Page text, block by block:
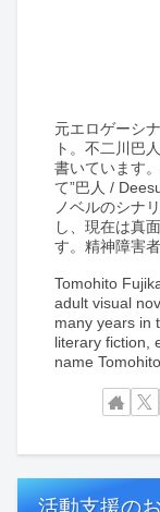
元エロゲーシ
ト。不二川巴
書いています
て”巴人 /
ノベルのシナ
し、現在は真
す。精神障害
Tomohito
adult visual
many years in
literary fiction,
name
活動支援の